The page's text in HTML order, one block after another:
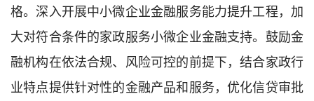
格。深入开展中小微企业金融服务能力提升工程，加
大对符合条件的家政服务小微企业金融支持。鼓励金
融机构在依法合规、风险可控的前提下，结合家政行
业特点提供针对性的金融产品和服务，优化信贷审批